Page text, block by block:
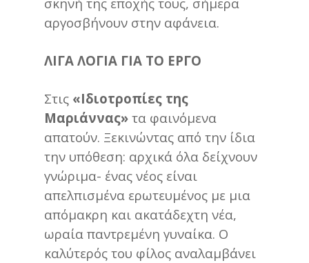
αργοσβήνουν στην αφάνεια.
ΛΙΓΑ ΛΟΓΙΑ ΓΙΑ ΤΟ ΕΡΓΟ
Στις «Ιδιοτροπίες της
Μαριάννας» τα φαινόμενα
απατούν. Ξεκινώντας από την ίδια
την υπόθεση: αρχικά όλα δείχνουν
γνώριμα- ένας νέος είναι
απελπισμένα ερωτευμένος με μια
απόμακρη και ακατάδεχτη νέα,
ωραία παντρεμένη γυναίκα. Ο
καλύτερός του φίλος αναλαμβάνει